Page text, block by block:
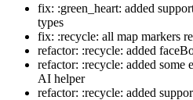
fix: :green_heart: added
types
fix: :recycle: all map markers
refactor: :recycle: added
refactor: :recycle: added
AI helper
refactor: :recycle: added